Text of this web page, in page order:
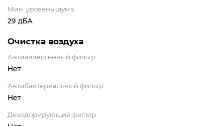
Мин. уровень шума
29 дБА
Очистка воздуха
Антиаллергенный фильтр
Нет
Антибактериальный фильтр
Нет
Дезодорирующий фильтр